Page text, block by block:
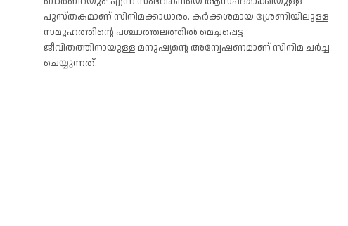
പുസ്തകമാണ് സിനിമക്കാധാരം. കര്‍ക്കശമായ ശ്രേണിയിലുള്ള
സമൂഹത്തിന്റെ പശ്ചാത്തലത്തില്‍ മെച്ചപ്പെട്ട
ജീവിതത്തിനായുള്ള മനുഷ്യന്റെ അന്വേഷണമാണ് സിനിമ ചര്‍ച്ച
ചെയ്യുന്നത്.